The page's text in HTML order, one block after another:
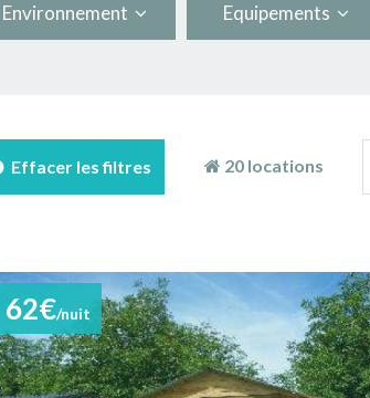
Environnement Equipements
Effacer les filtres 20 locations
62€/nuit